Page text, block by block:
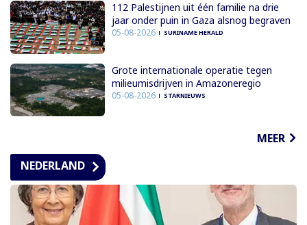
112 Palestijnen uit één familie na drie
jaar onder puin in Gaza alsnog begraven
05-08-2026 SURINAME HERALD
Grote internationale operatie tegen
milieumisdrijven in Amazoneregio
05-08-2026 STARNIEUWS
MEER
NEDERLAND